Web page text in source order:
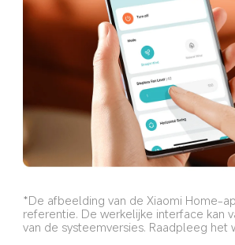
*De afbeelding van de Xiaomi Home-
referentie. De werkelijke interface kan
van de systeemversies. Raadpleeg het